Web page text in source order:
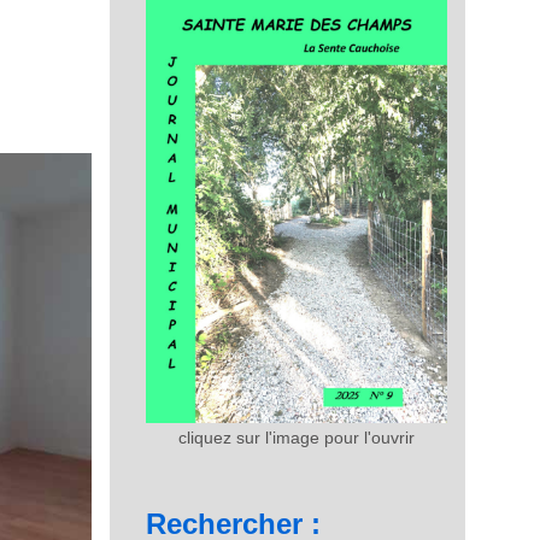
cliquez sur l'image pour l'ouvrir
Rechercher :